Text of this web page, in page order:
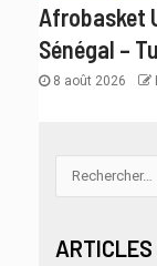
Afrobasket
Sénégal –
8 août 2026
ARTICLES